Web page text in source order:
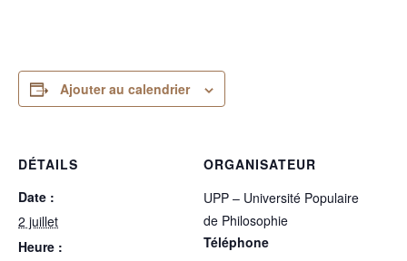
Ajouter au calendrier
DÉTAILS
Date :
2 juillet
Heure :
ORGANISATEUR
UPP – Université Populaire
de Philosophie
Téléphone